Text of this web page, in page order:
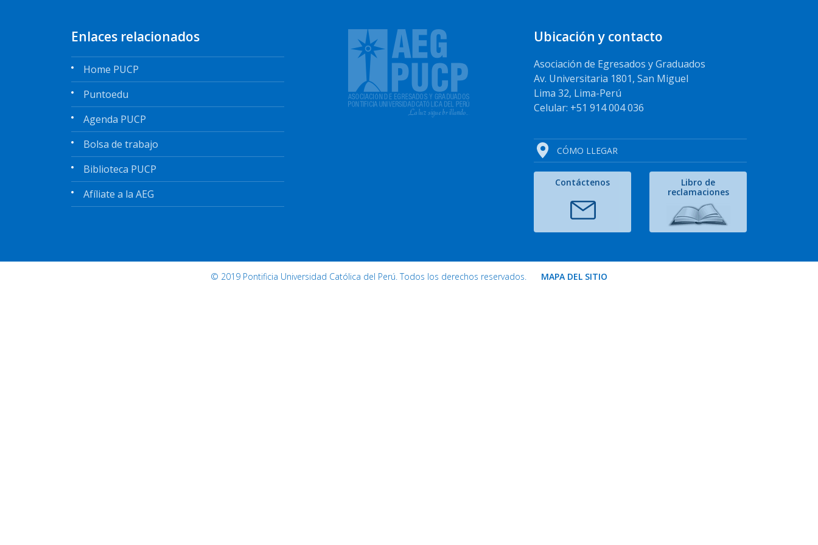
Enlaces relacionados
Home PUCP
Puntoedu
Agenda PUCP
Bolsa de trabajo
Biblioteca PUCP
Afíliate a la AEG
Ubicación y contacto
Asociación de Egresados y Graduados
Av. Universitaria 1801, San Miguel
Lima 32, Lima-Perú
Celular: +51 914 004 036
CÓMO LLEGAR
Contáctenos
Libro de
reclamaciones
© 2019 Pontificia Universidad Católica del Perú. Todos los derechos reservados. MAPA DEL SITIO